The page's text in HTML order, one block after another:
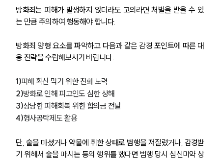
방화죄는 피해가 발생하지 않더라도 고의라면 처벌을 받을 수 있
는 만큼 주의하여 행동해야 합니다.
방화죄 양형 요소를 파악하고 다음과 같은 감경 포인트에 따른 대
응 전략을 수립해보시기 바랍니다.
1)피해 확산 막기 위한 진화 노력
2)방화로 인해 피고인도 심한 상해
3)상당한 피해회복 위한 합의금 전달
4)형사공탁제도 활용
단, 술을 마셨거나 약물에 취한 상태로 범행을 저질렀거나, 감경받
기 위해서 술을 마시는 등의 행위를 했다면 범행 당시 심신미약 상